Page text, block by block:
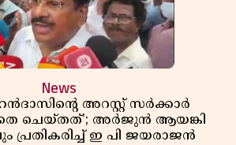
News
അറസ്റ്റ് സർക്കാർ
ചെയ്തത്’; അർജുൻ ആയങ്കി
പ്രതികരിച്ച് ഇ പി ജയരാജൻ